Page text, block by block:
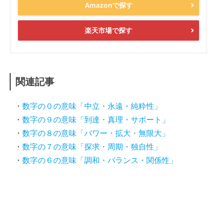
Amazonで探す
楽天市場で探す
関連記事
数字の０の意味「中立・永遠・純粋性」
数字の９の意味「到達・真理・サポート」
数字の８の意味「パワー・拡大・無限大」
数字の７の意味「探求・周期・独自性」
数字の６の意味「調和・バランス・関係性」